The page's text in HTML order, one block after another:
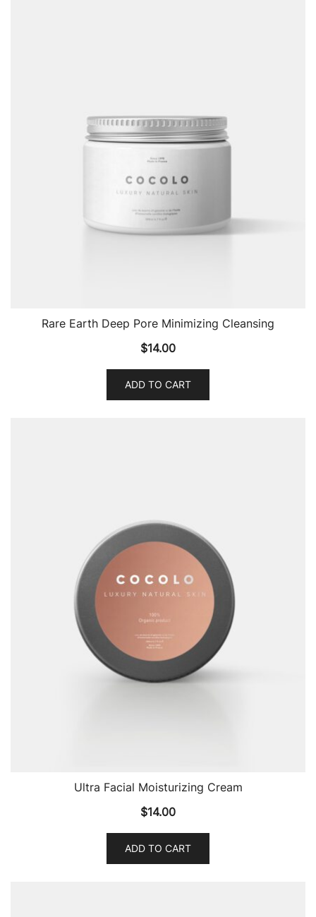
Rare Earth Deep Pore Minimizing Cleansing
$14.00
ADD TO CART
Ultra Facial Moisturizing Cream
$14.00
ADD TO CART